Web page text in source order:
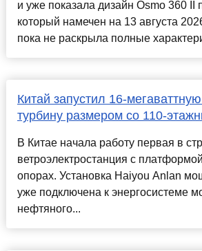
и уже показала дизайн Osmo 360 II
который намечен на 13 августа
пока не раскрыла полные
Китай запустил 16-
турбину размером со 110-
В Китае начала работу первая в
ветроэлектростанция с
опорах. Установка Haiyou Anlan
уже подключена к энергосистеме
нефтяного...